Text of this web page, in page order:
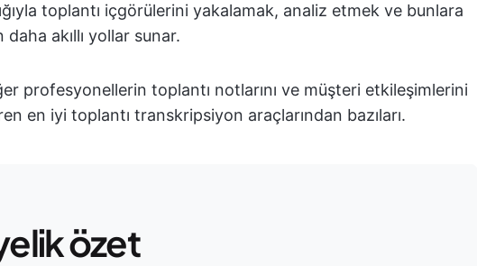
toplantı içgörülerini yakalamak, analiz etmek ve bunlara
akıllı yollar sunar.
profesyonellerin toplantı notlarını ve müşteri etkileşimlerini
en iyi toplantı transkripsiyon araçlarından bazıları.
özet